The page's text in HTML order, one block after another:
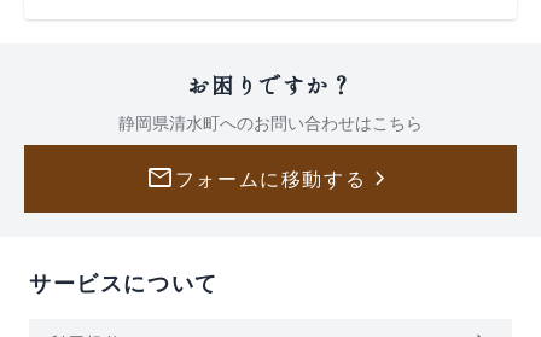
お困りですか？
静岡県清水町へのお問い合わせはこちら
mailフォームに移動する keyboard_arrow_right
サービスについて